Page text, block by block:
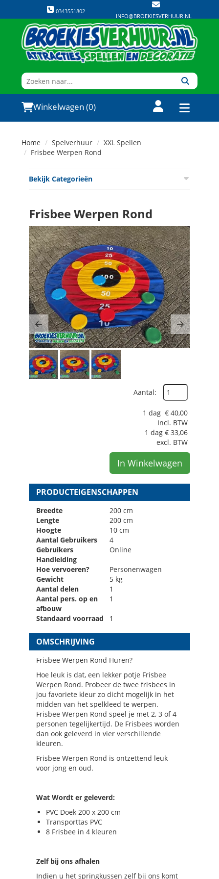
0343551802
INFO@BROEKIESVERHUUR.NL
Winkelwagen (0)
Home Spelverhuur
XXL Spellen
Frisbee Werpen Rond
Bekijk Categorieën
Frisbee Werpen Rond
Previous Next
Aantal:
1 dag € 40,00
Incl. BTW
1 dag € 33,06
excl. BTW
In Winkelwagen
PRODUCTEIGENSCHAPPEN
Breedte
200 cm
Lengte
200 cm
Hoogte
10 cm
Aantal Gebruikers
4
Gebruikers
Handleiding
Online
Hoe vervoeren?
Personenwagen
Gewicht
5 kg
Aantal delen
1
Aantal pers. op en
afbouw
1
Standaard voorraad 1
OMSCHRIJVING
Frisbee Werpen Rond Huren?
Hoe leuk is dat, een lekker potje Frisbee
Werpen Rond. Probeer de twee frisbees in
jou favoriete kleur zo dicht mogelijk in het
midden van het spelkleed te werpen.
Frisbee Werpen Rond speel je met 2, 3 of 4
personen tegelijkertijd. De Frisbees worden
dan ook geleverd in vier verschillende
kleuren.
Frisbee Werpen Rond is ontzettend leuk
voor jong en oud.
Wat Wordt er geleverd:
PVC Doek 200 x 200 cm
Transporttas PVC
8 Frisbee in 4 kleuren
Zelf bij ons afhalen
Indien u het springkussen zelf bij ons komt